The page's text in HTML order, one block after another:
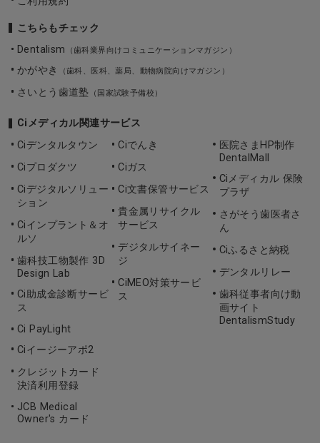
こちらもチェック
Dentalism
（歯科業界向けコミュニケーションマガジン）
かがやき （歯科、医科、薬局、動物病院向けマガジン）
さいとう歯道塾 （国家試験予備校）
Ciメディカル関連サービス
Ciデンタルタウン
Ciプロダクツ
Ciデジタルソリュー
ション
Ciインプラント＆オ
ルソ
歯科技工物製作 3D
Design Lab
Ci助成金診断サービ
ス
Ci PayLight
Ciイージーアポ2
クレジットカード
決済利用登録
JCB Medical
Owner's カード
Ciでんき
Ciガス
Ci文書保管サービス
貴金属リサイクル
サービス
デジタルサイネー
ジ
CiMEO対策サービ
ス
医院さまHP制作
DentalMall
Ciメディカル 保険
プラザ
さがそう歯医者さ
ん
Ciふるさと納税
デンタルリレー
歯科従事者向け動
画サイト
DentalismStudy